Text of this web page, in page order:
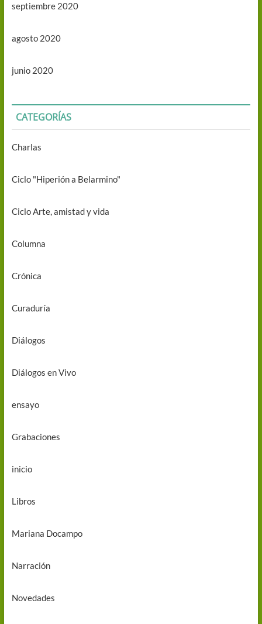
septiembre 2020
agosto 2020
junio 2020
CATEGORÍAS
Charlas
Ciclo "Hiperión a Belarmino"
Ciclo Arte, amistad y vida
Columna
Crónica
Curaduría
Diálogos
Diálogos en Vivo
ensayo
Grabaciones
inicio
Libros
Mariana Docampo
Narración
Novedades